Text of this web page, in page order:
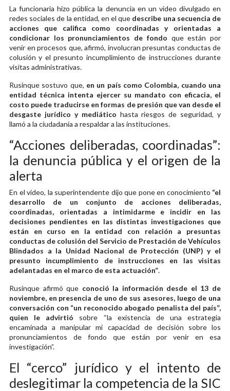
La funcionaria hizo pública la denuncia en un video divulgado en
redes sociales de la entidad, en el que describe una secuencia de
acciones que califica como coordinadas y orientadas a
condicionar los pronunciamientos de fondo que están por
venir en procesos que, afirmó, involucran presuntas conductas de
colusión y el presunto incumplimiento de instrucciones durante
visitas administrativas.
Rusinque sostuvo que, en un país como Colombia, cuando una
entidad técnica intenta ejercer su mandato con eficacia, el
costo puede traducirse en formas de presión que van desde el
desgaste jurídico y mediático hasta riesgos de seguridad, y
llamó a la ciudadanía a respaldar a las instituciones.
“Acciones deliberadas, coordinadas”:
la denuncia pública y el origen de la
alerta
En el video, la superintendente dijo que pone en conocimiento “el
desarrollo de un conjunto de acciones deliberadas,
coordinadas, orientadas a intimidarme e incidir en las
decisiones pendientes en las distintas investigaciones que
están en curso en la entidad con relación a presuntas
conductas de colusión del Servicio de Prestación de Vehículos
Blindados a la Unidad Nacional de Protección (UNP) y el
presunto incumplimiento de instrucciones en las visitas
adelantadas en el marco de esta actuación”.
Rusinque afirmó que conoció la información desde el 13 de
noviembre, en presencia de uno de sus asesores, luego de una
conversación con “un reconocido abogado penalista del país”,
quien le advirtió sobre “la existencia de una estrategia
encaminada a manipular mi capacidad de decisión sobre los
pronunciamientos de fondo que están por venir en esa
investigación”.
El “cerco” jurídico y el intento de
deslegitimar la competencia de la SIC